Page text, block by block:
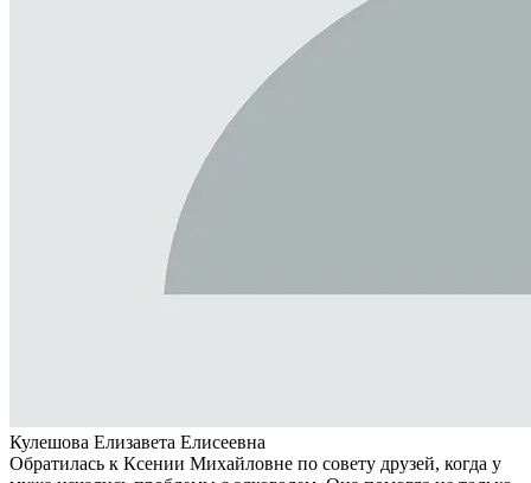
Кулешова Елизавета Елисеевна
Обратилась к Ксении Михайловне по совету друзей, когда у